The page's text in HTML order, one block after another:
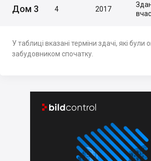
Дом 3 4 2017
У таблиці вказані терміни здачі, які були
забудовником спочатку.
 